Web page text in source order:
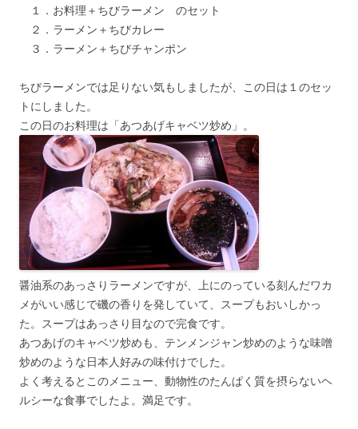
１．お料理＋ちびラーメン のセット
２．ラーメン＋ちびカレー
３．ラーメン＋ちびチャンポン
ちびラーメンでは足りない気もしましたが、この日は１のセッ
トにしました。
この日のお料理は「あつあげキャベツ炒め」。
醤油系のあっさりラーメンですが、上にのっている刻んだワカ
メがいい感じで磯の香りを発していて、スープもおいしかっ
た。スープはあっさり目なので完食です。
あつあげのキャベツ炒めも、テンメンジャン炒めのような味噌
炒めのような日本人好みの味付けでした。
よく考えるとこのメニュー、動物性のたんぱく質を摂らないヘ
ルシーな食事でしたよ。満足です。